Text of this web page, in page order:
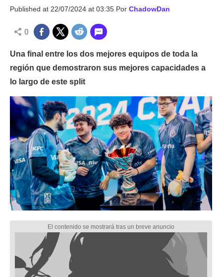
Published at 22/07/2024 at 03:35 Por ChadowDan
0
Una final entre los dos mejores equipos de toda la
región que demostraron sus mejores capacidades a
lo largo de este split